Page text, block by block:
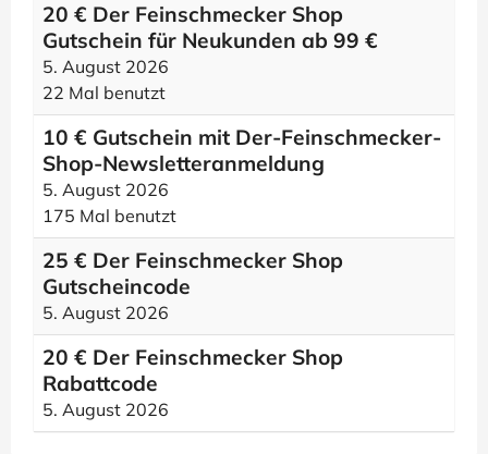
20 € Der Feinschmecker Shop
Gutschein für Neukunden ab 99 €
5. August 2026
22 Mal benutzt
10 € Gutschein mit Der-Feinschmecker-
Shop-Newsletteranmeldung
5. August 2026
175 Mal benutzt
25 € Der Feinschmecker Shop
Gutscheincode
5. August 2026
20 € Der Feinschmecker Shop
Rabattcode
5. August 2026